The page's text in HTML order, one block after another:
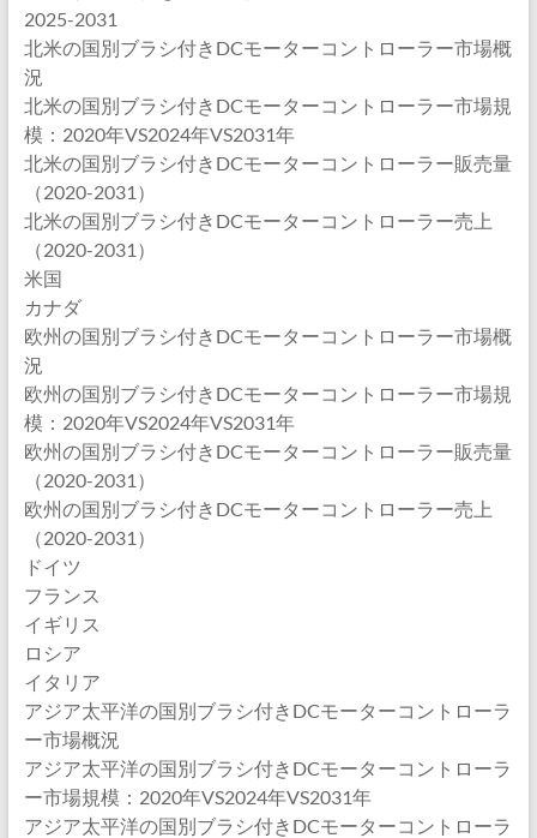
2025-2031
北米の国別ブラシ付きDCモーターコントローラー市場概
況
北米の国別ブラシ付きDCモーターコントローラー市場規
模：2020年VS2024年VS2031年
北米の国別ブラシ付きDCモーターコントローラー販売量
（2020-2031）
北米の国別ブラシ付きDCモーターコントローラー売上
（2020-2031）
米国
カナダ
欧州の国別ブラシ付きDCモーターコントローラー市場概
況
欧州の国別ブラシ付きDCモーターコントローラー市場規
模：2020年VS2024年VS2031年
欧州の国別ブラシ付きDCモーターコントローラー販売量
（2020-2031）
欧州の国別ブラシ付きDCモーターコントローラー売上
（2020-2031）
ドイツ
フランス
イギリス
ロシア
イタリア
アジア太平洋の国別ブラシ付きDCモーターコントローラ
ー市場概況
アジア太平洋の国別ブラシ付きDCモーターコントローラ
ー市場規模：2020年VS2024年VS2031年
アジア太平洋の国別ブラシ付きDCモーターコントローラ